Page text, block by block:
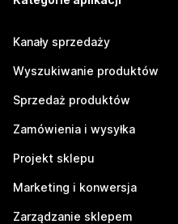
Kanały sprzedaży
Wyszukiwanie produktów
Sprzedaż produktów
Zamówienia i wysyłka
Projekt sklepu
Marketing i konwersja
Zarządzanie sklepem